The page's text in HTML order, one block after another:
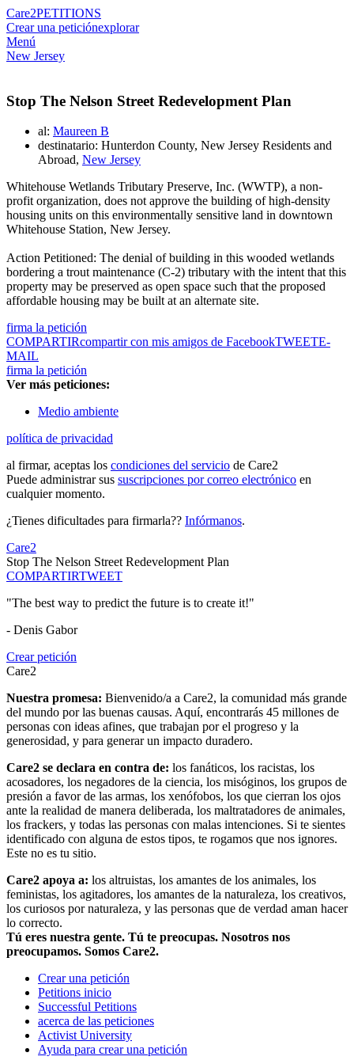
Care2PETITIONS
Crear una peticiónexplorar
Menú
New Jersey
Stop The Nelson Street Redevelopment Plan
al: Maureen B
destinatario: Hunterdon County, New Jersey Residents and
Abroad, New Jersey
Whitehouse Wetlands Tributary Preserve, Inc. (WWTP), a non-
profit organization, does not approve the building of high-density
housing units on this environmentally sensitive land in downtown
Whitehouse Station, New Jersey.
Action Petitioned: The denial of building in this wooded wetlands
bordering a trout maintenance (C-2) tributary with the intent that this
property may be preserved as open space such that the proposed
affordable housing may be built at an alternate site.
firma la petición
COMPARTIRcompartir con mis amigos de FacebookTWEETE-
MAIL
firma la petición
Ver más peticiones:
Medio ambiente
política de privacidad
al firmar, aceptas los condiciones del servicio de Care2
Puede administrar sus suscripciones por correo electrónico en
cualquier momento.
¿Tienes dificultades para firmarla?? Infórmanos.
Care2
Stop The Nelson Street Redevelopment Plan
COMPARTIRTWEET
"The best way to predict the future is to create it!"
- Denis Gabor
Crear petición
Care2
Nuestra promesa: Bienvenido/a a Care2, la comunidad más grande
del mundo por las buenas causas. Aquí, encontrarás 45 millones de
personas con ideas afines, que trabajan por el progreso y la
generosidad, y para generar un impacto duradero.
Care2 se declara en contra de: los fanáticos, los racistas, los
acosadores, los negadores de la ciencia, los misóginos, los grupos de
presión a favor de las armas, los xenófobos, los que cierran los ojos
ante la realidad de manera deliberada, los maltratadores de animales,
los frackers, y todas las personas con malas intenciones. Si te sientes
identificado con alguna de estos tipos, te rogamos que nos ignores.
Este no es tu sitio.
Care2 apoya a: los altruistas, los amantes de los animales, los
feministas, los agitadores, los amantes de la naturaleza, los creativos,
los curiosos por naturaleza, y las personas que de verdad aman hacer
lo correcto.
Tú eres nuestra gente. Tú te preocupas. Nosotros nos
preocupamos. Somos Care2.
Crear una petición
Petitions inicio
Successful Petitions
acerca de las peticiones
Activist University
Ayuda para crear una petición